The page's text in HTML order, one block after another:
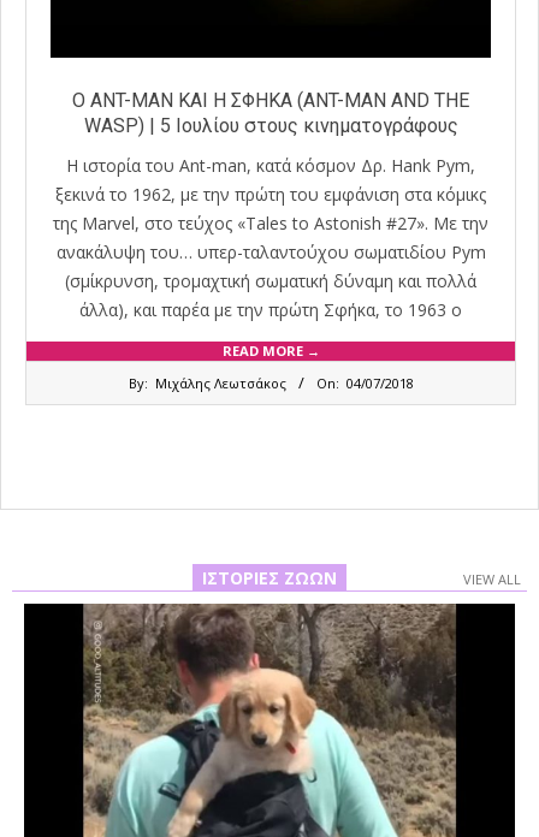
O ANT-MAN KAI H ΣΦΗΚΑ (ANT-MAN AND THE
WASP) | 5 Ιουλίου στους κινηματογράφους
Η ιστορία του Ant-man, κατά κόσμον Δρ. Hank Pym,
ξεκινά το 1962, με την πρώτη του εμφάνιση στα κόμικς
της Marvel, στο τεύχος «Tales to Astonish #27». Με την
ανακάλυψη του… υπερ-ταλαντούχου σωματιδίου Pym
(σμίκρυνση, τρομαχτική σωματική δύναμη και πολλά
άλλα), και παρέα με την πρώτη Σφήκα, το 1963 ο
READ MORE →
By: Μιχάλης Λεωτσάκος On: 04/07/2018
ΙΣΤΟΡΊΕΣ ΖΏΩΝ VIEW ALL